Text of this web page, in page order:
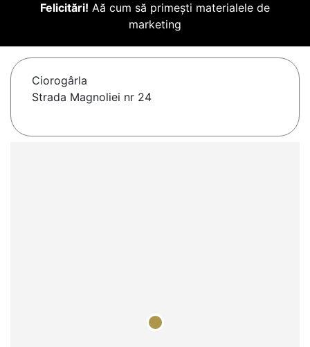
Felicitări! Aă cum să primești materialele de
marketing
Ciorogârla
Strada Magnoliei nr 24